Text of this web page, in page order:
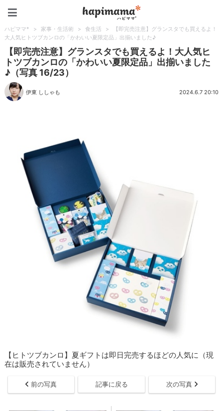
ハピママ* > 家事・生活術 > 食生活 >
【即完売注意】グランスタでも買えるよ！
大人気ヒトツブカンロの「かわいい夏限定品」出揃いました♪
【即完売注意】グランスタでも買えるよ！大人気ヒ
トツブカンロの「かわいい夏限定品」出揃いました
♪（写真 16/23）
伊東 ししゃも 2024.6.7 20:10
【ヒトツブカンロ】夏ギフトは即日完売するほどの人気に（現
在は販売されていません）
前の写真 記事に戻る 次の写真